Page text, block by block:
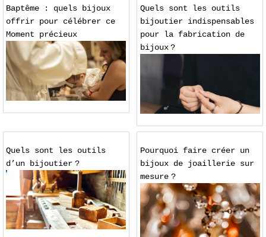
Baptême : quels bijoux
offrir pour célébrer ce
Moment précieux
Quels sont les outils
bijoutier indispensables
pour la fabrication de
bijoux ?
Quels sont les outils
d’un bijoutier ?
Pourquoi faire créer un
bijoux de joaillerie sur
mesure ?